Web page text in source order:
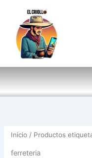
contenido
Inicio / Productos
ferreteria